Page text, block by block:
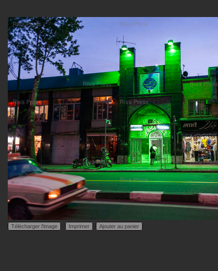
Télécharger l'image Imprimer Ajouter au panier